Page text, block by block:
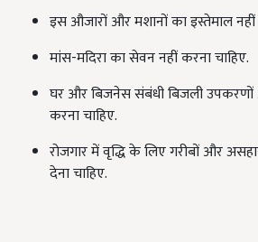
इस औजारों और मशानों का इस्तेमाल नहीं
मांस-मदिरा का सेवन नहीं करना चाहिए.
घर और बिजनेस संबंधी बिजली
करना चाहिए.
रोजगार में वृद्धि के लिए गरीबों और
देना चाहिए.